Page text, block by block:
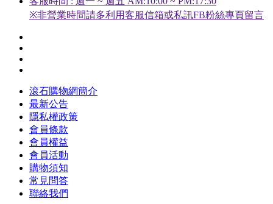
※非營業時間請多利用客服信箱或私訊FB粉絲專頁留言
滾石購物網簡介
最新公告
隱私權政策
會員條款
會員權益
會員活動
購物須知
常見問答
聯絡我們